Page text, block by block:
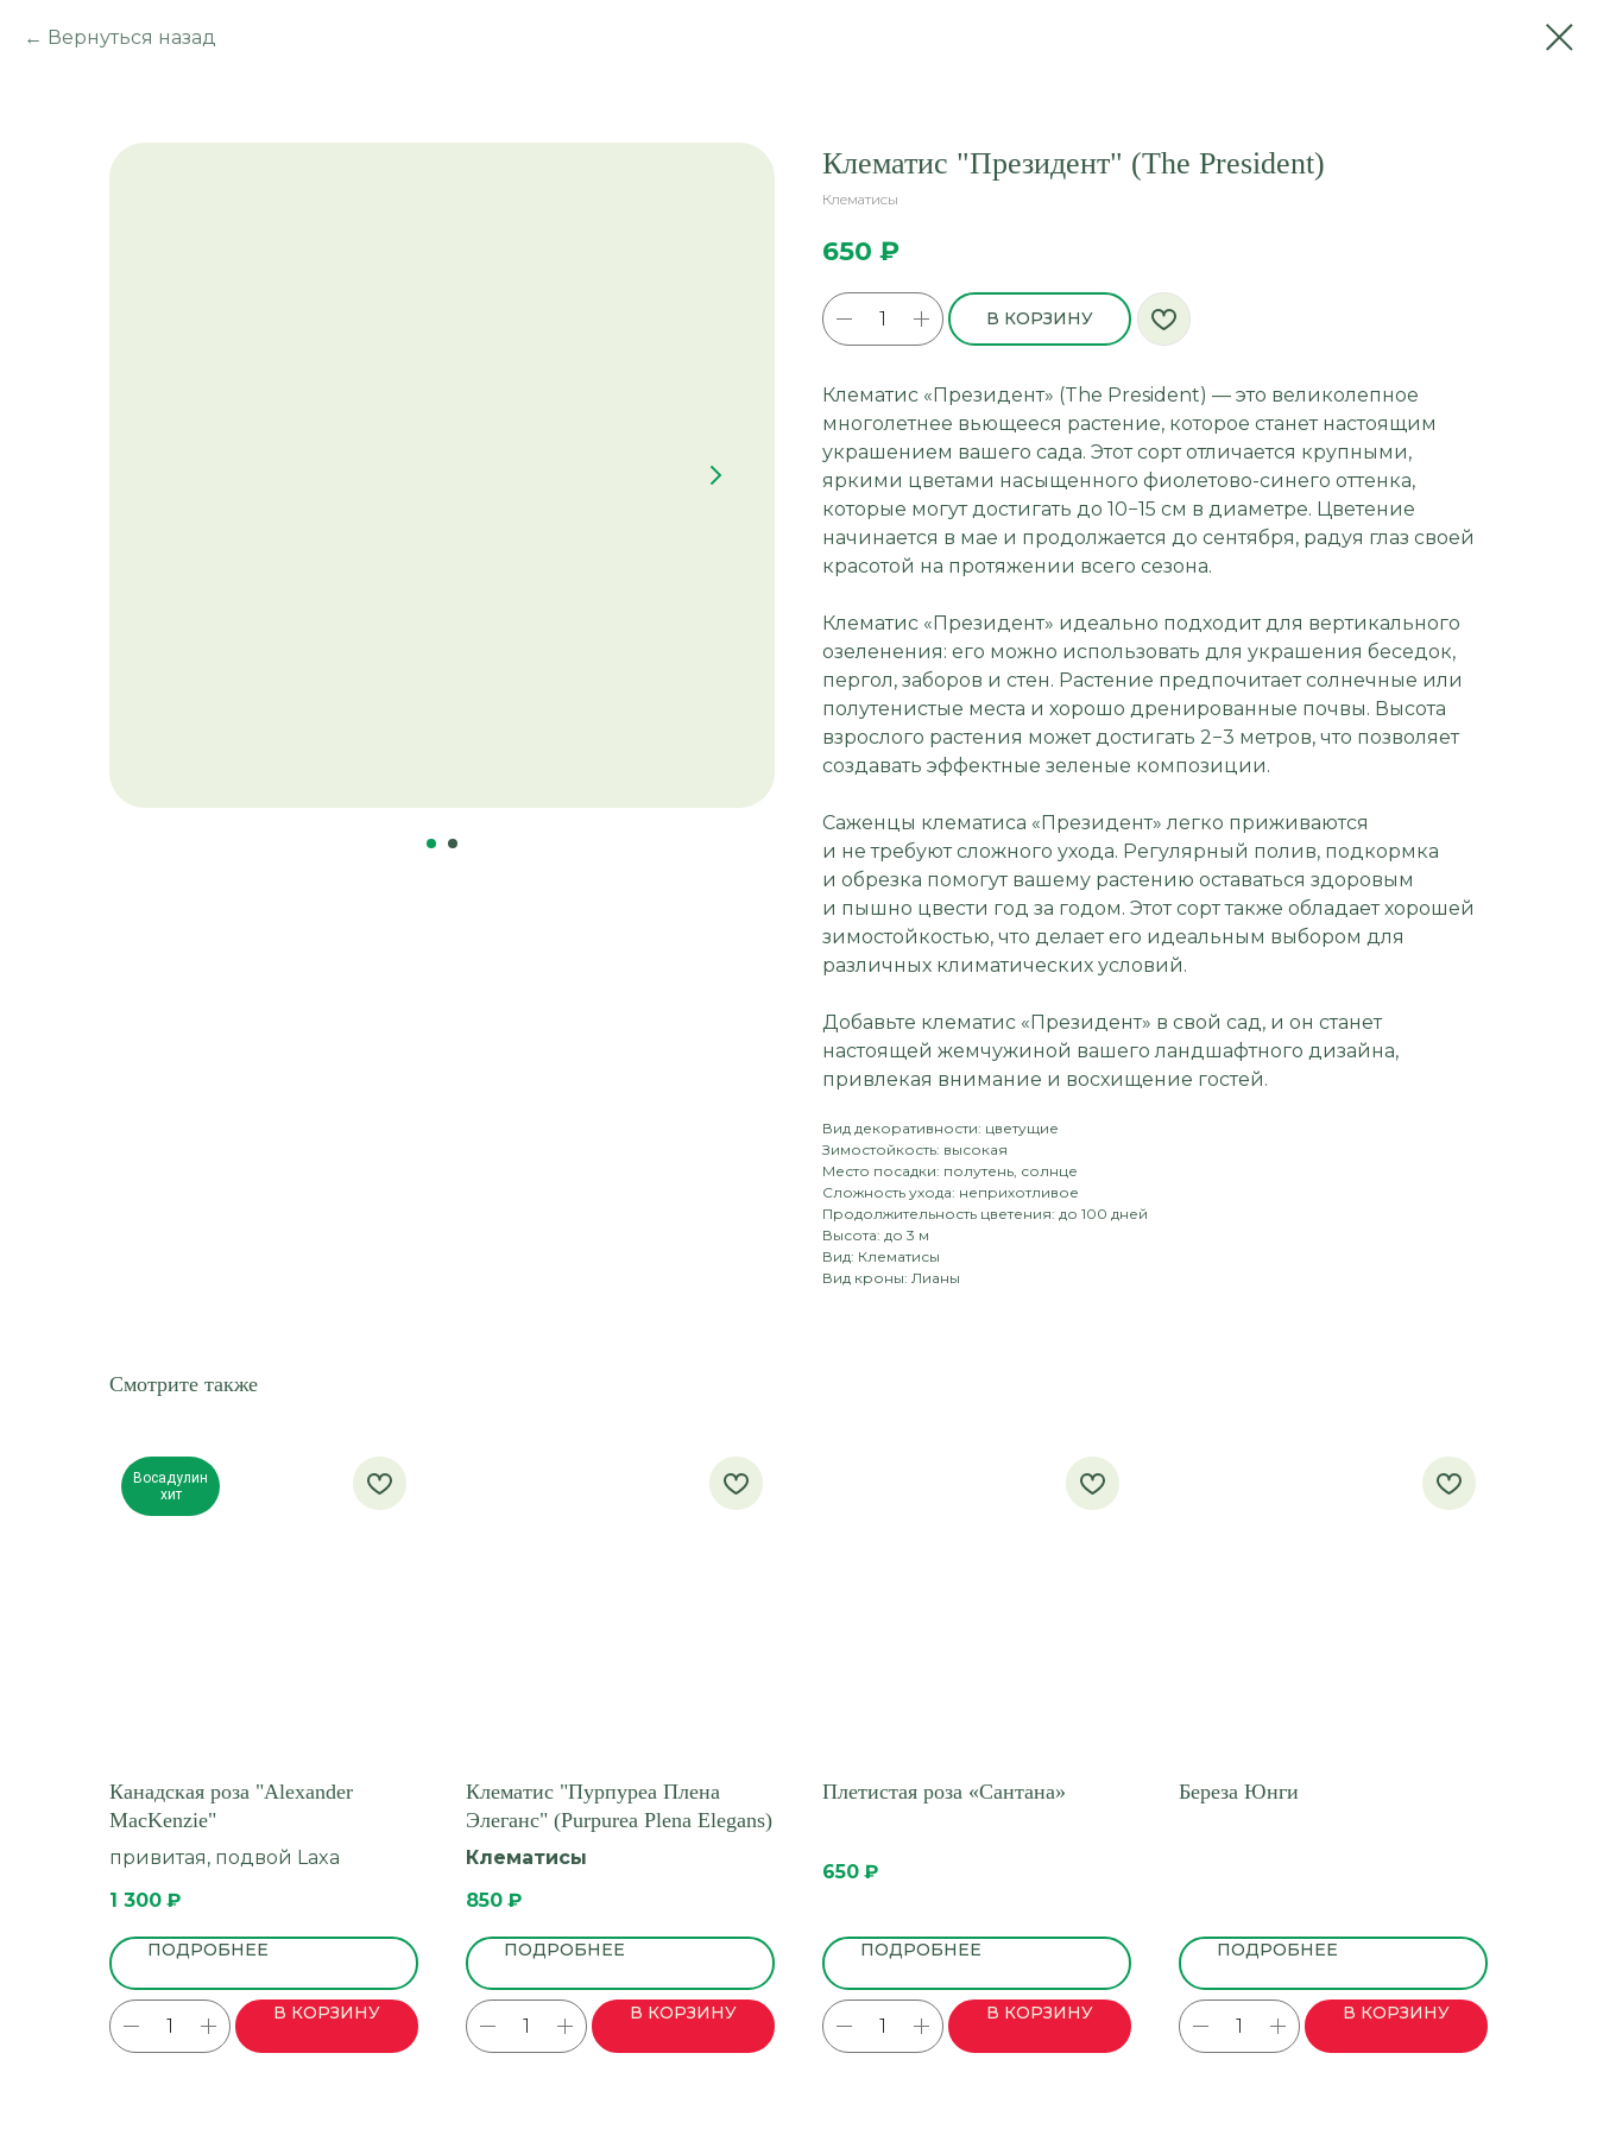
Вернуться назад
Клематис "Президент" (The President)
Клематисы
650 ₽
В КОРЗИНУ
Клематис «Президент» (The President) — это великолепное
многолетнее вьющееся растение, которое станет настоящим
украшением вашего сада. Этот сорт отличается крупными,
яркими цветами насыщенного фиолетово-синего оттенка,
которые могут достигать до 10−15 см в диаметре. Цветение
начинается в мае и продолжается до сентября, радуя глаз своей
красотой на протяжении всего сезона.
Клематис «Президент» идеально подходит для вертикального
озеленения: его можно использовать для украшения беседок,
пергол, заборов и стен. Растение предпочитает солнечные или
полутенистые места и хорошо дренированные почвы. Высота
взрослого растения может достигать 2−3 метров, что позволяет
создавать эффектные зеленые композиции.
Саженцы клематиса «Президент» легко приживаются
и не требуют сложного ухода. Регулярный полив, подкормка
и обрезка помогут вашему растению оставаться здоровым
и пышно цвести год за годом. Этот сорт также обладает хорошей
зимостойкостью, что делает его идеальным выбором для
различных климатических условий.
Добавьте клематис «Президент» в свой сад, и он станет
настоящей жемчужиной вашего ландшафтного дизайна,
привлекая внимание и восхищение гостей.
Вид декоративности: цветущие
Зимостойкость: высокая
Место посадки: полутень, солнце
Сложность ухода: неприхотливое
Продолжительность цветения: до 100 дней
Высота: до 3 м
Вид: Клематисы
Вид кроны: Лианы
Смотрите также
Восадулин
хит
Канадская роза "Alexander
MacKenzie"
привитая, подвой Laxa
1 300 ₽
ПОДРОБНЕЕ
В КОРЗИНУ
Клематис "Пурпуреа Плена
Элеганс" (Purpurea Plena Elegans)
Клематисы
850 ₽
ПОДРОБНЕЕ
В КОРЗИНУ
Плетистая роза «Сантана»
650 ₽
ПОДРОБНЕЕ
В КОРЗИНУ
Береза Юнги
ПОДРОБНЕЕ
В КОРЗИНУ